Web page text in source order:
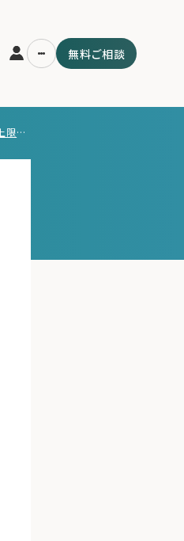
無料ご相談
【米国株】今月末期限の米国債務上限と立ち退き猶予の影響